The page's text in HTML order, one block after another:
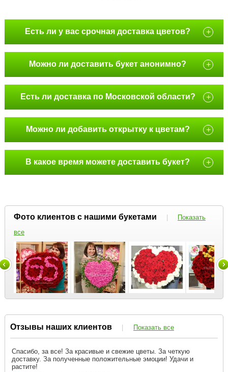
Есть ли у вас срочная доставка цветов? +
Можно ли доставить букет анонимно? +
Есть ли доставка по Московской области? +
Можно ли добавить открытку к цветам? +
В какое время можете доставить букет? +
Фото клиентов с нашими букетами |
Показать
все
Отзывы наших клиентов | Показать все
Спасибо, за все! За красивые и свежие цветы. За четкую
доставку. За полученные положительные эмоции! Удачи и
растите!